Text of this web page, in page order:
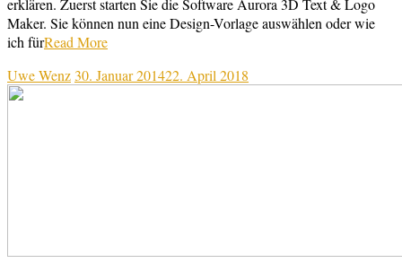
erklären. Zuerst starten Sie die Software Aurora 3D Text & Logo
Maker. Sie können nun eine Design-Vorlage auswählen oder wie
ich fürRead More
Uwe Wenz30. Januar 201422. April 2018